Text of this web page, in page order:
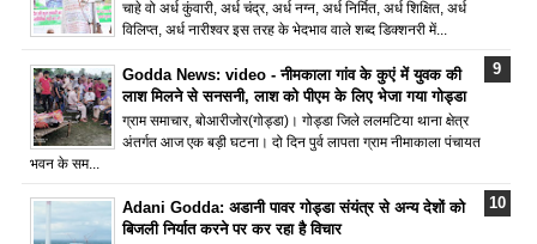
चाहे वो अर्ध कुंवारी, अर्ध चंद्र, अर्ध नग्न, अर्ध निर्मित, अर्ध शिक्षित, अर्ध
विलिप्त, अर्ध नारीश्वर इस तरह के भेदभाव वाले शब्द डिक्शनरी में...
Godda News: video - नीमकाला गांव के कुएं में युवक की
लाश मिलने से सनसनी, लाश को पीएम के लिए भेजा गया गोड्डा
ग्राम समाचार, बोआरीजोर(गोड्डा)। गोड्डा जिले ललमटिया थाना क्षेत्र
अंतर्गत आज एक बड़ी घटना। दो दिन पुर्व लापता ग्राम नीमाकाला पंचायत
भवन के सम...
Adani Godda: अडानी पावर गोड्डा संयंत्र से अन्य देशों को
बिजली निर्यात करने पर कर रहा है विचार